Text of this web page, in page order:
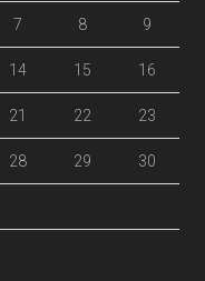
7 8 9
14 15 16
21 22 23
28 29 30